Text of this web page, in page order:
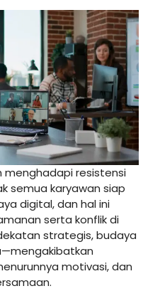
menghadapi resistensi
semua karyawan siap
digital, dan hal ini
serta konflik di
strategis, budaya
motivasi, dan